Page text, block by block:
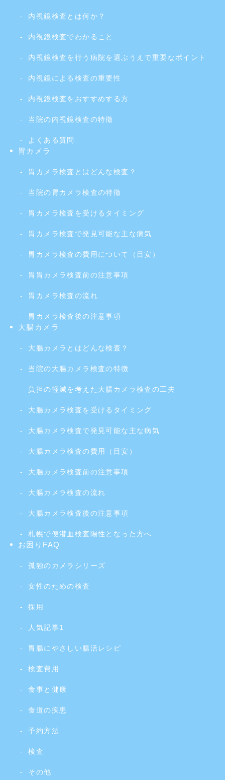
内視鏡検査とは何か？
内視鏡検査でわかること
内視鏡検査を行う病院を選ぶうえで重要なポイント
内視鏡による検査の重要性
内視鏡検査をおすすめする方
当院の内視鏡検査の特徴
よくある質問
胃カメラ
胃カメラ検査とはどんな検査？
当院の胃カメラ検査の特徴
胃カメラ検査を受けるタイミング
胃カメラ検査で発見可能な主な病気
胃カメラ検査の費用について（目安）
胃胃カメラ検査前の注意事項
胃カメラ検査の流れ
胃カメラ検査後の注意事項
大腸カメラ
大腸カメラとはどんな検査？
当院の大腸カメラ検査の特徴
負担の軽減を考えた大腸カメラ検査の工夫
大腸カメラ検査を受けるタイミング
大腸カメラ検査で発見可能な主な病気
大腸カメラ検査の費用（目安）
大腸カメラ検査前の注意事項
大腸カメラ検査の流れ
大腸カメラ検査後の注意事項
札幌で便潜血検査陽性となった方へ
お困りFAQ
孤独のカメラシリーズ
女性のための検査
採用
人気記事1
胃腸にやさしい腸活レシピ
検査費用
食事と健康
食道の疾患
予約方法
検査
その他